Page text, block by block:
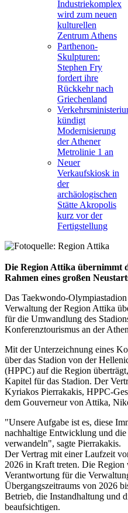
Industriekomplex
wird zum neuen
kulturellen
Zentrum Athens
Parthenon-
Skulpturen:
Stephen Fry
fordert ihre
Rückkehr nach
Griechenland
kündigt
Modernisierung
der Athener
Metrolinie 1 an
Neuer
Verkaufskiosk in
der
archäologischen
Stätte Akropolis
kurz vor der
Fertigstellung
Die Region Attika übernimmt
Rahmen eines großen
Das Taekwondo-
Verwaltung der Region Attika
für die Umwandlung des
Konferenztourismus an der
Mit der Unterzeichnung eines
über das Stadion von der
(HPPC) auf die Region
Kapitel für das Stadion. Der
Kyriakos Pierrakakis, HPPC-
dem Gouverneur von Attika,
"Unsere Aufgabe ist es, diese
nachhaltige Entwicklung und
verwandeln", sagte Pierrakakis.
Der Vertrag mit einer Laufzeit
2026 in Kraft treten. Die
Verantwortung für die
Übergangszeitraums von 2026
Betrieb, die Instandhaltung und
beaufsichtigen.